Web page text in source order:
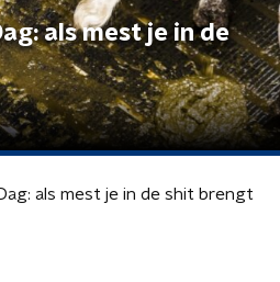
als mest je in de
als mest je in de shit brengt